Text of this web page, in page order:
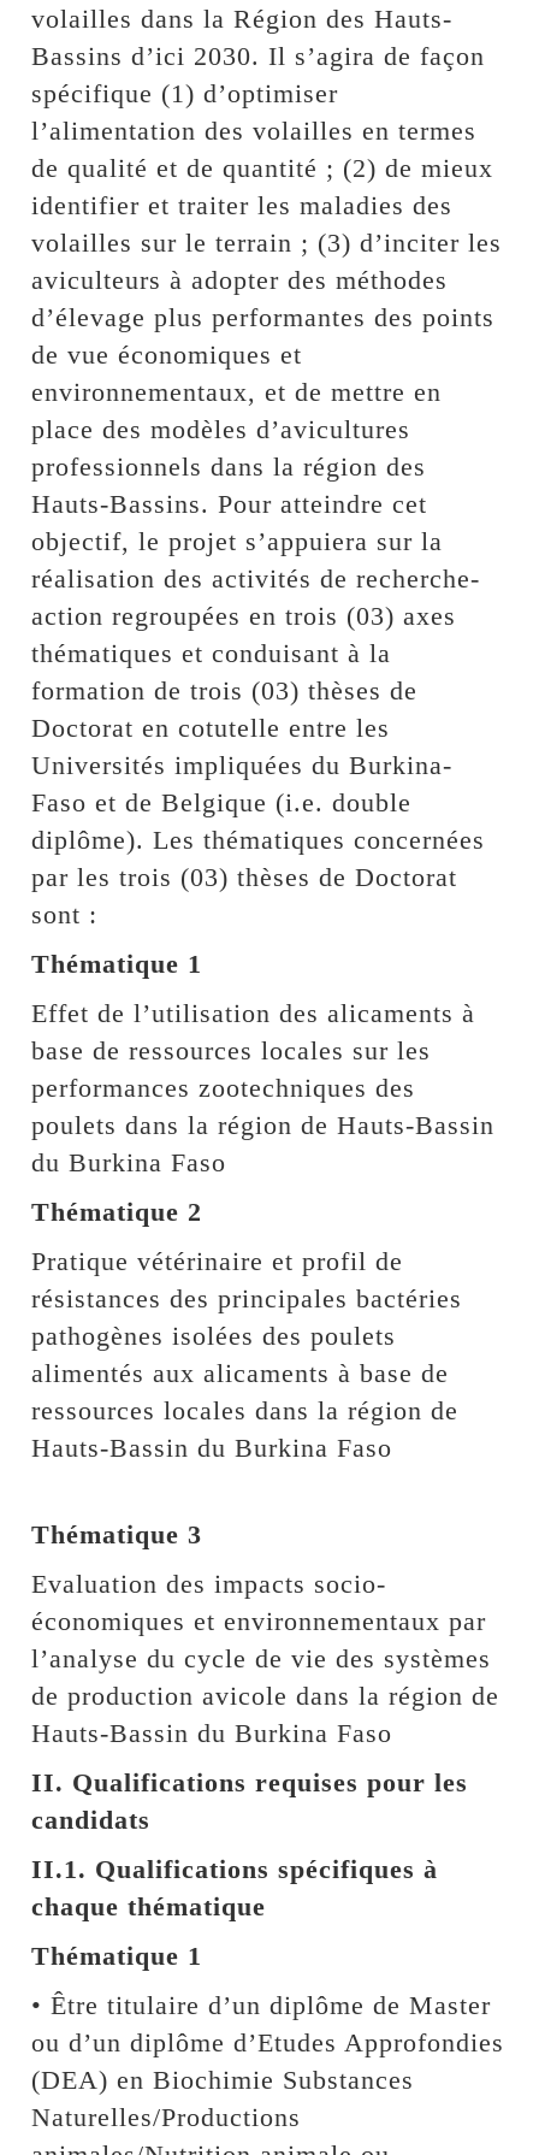
volailles dans la Région des Hauts-
Bassins d’ici 2030. Il s’agira de façon
spécifique (1) d’optimiser
l’alimentation des volailles en termes
de qualité et de quantité ; (2) de mieux
identifier et traiter les maladies des
volailles sur le terrain ; (3) d’inciter les
aviculteurs à adopter des méthodes
d’élevage plus performantes des points
de vue économiques et
environnementaux, et de mettre en
place des modèles d’avicultures
professionnels dans la région des
Hauts-Bassins. Pour atteindre cet
objectif, le projet s’appuiera sur la
réalisation des activités de recherche-
action regroupées en trois (03) axes
thématiques et conduisant à la
formation de trois (03) thèses de
Doctorat en cotutelle entre les
Universités impliquées du Burkina-
Faso et de Belgique (i.e. double
diplôme). Les thématiques concernées
par les trois (03) thèses de Doctorat
sont :
Thématique 1
Effet de l’utilisation des alicaments à
base de ressources locales sur les
performances zootechniques des
poulets dans la région de Hauts-Bassin
du Burkina Faso
Thématique 2
Pratique vétérinaire et profil de
résistances des principales bactéries
pathogènes isolées des poulets
alimentés aux alicaments à base de
ressources locales dans la région de
Hauts-Bassin du Burkina Faso
Thématique 3
Evaluation des impacts socio-
économiques et environnementaux par
l’analyse du cycle de vie des systèmes
de production avicole dans la région de
Hauts-Bassin du Burkina Faso
II. Qualifications requises pour les
candidats
II.1. Qualifications spécifiques à
chaque thématique
Thématique 1
• Être titulaire d’un diplôme de Master
ou d’un diplôme d’Etudes Approfondies
(DEA) en Biochimie Substances
Naturelles/Productions